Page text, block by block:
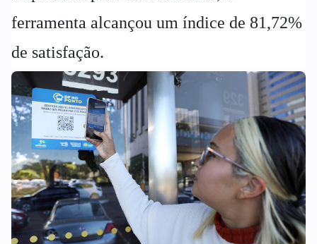
ferramenta alcançou um índice de 81,72%
de satisfação.